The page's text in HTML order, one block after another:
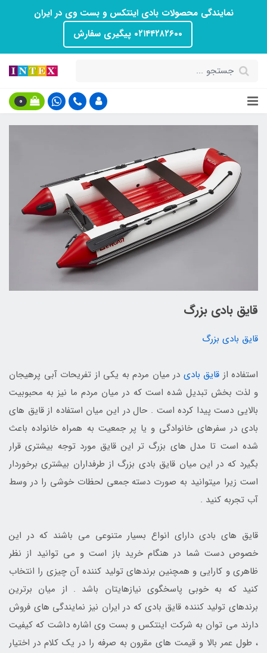
نمایندگی محصولات بادی اینتکس و بست وی در ایران
۰۲۱۴۴۲۸۲۶۰۰ پیگیری سفارش
0
قایق بادی بزرگ
قایق بادی بزرگ
استفاده از قایق بادی در میان مردم به یکی از تفریحات آبی پرهیجان
و لذت بخش تبدیل شده است که در میان مردم ما نیز به محبوبیت
بالایی دست پیدا کرده است . حال در این میان استفاده از قایق های
بادی در سفرهای خانوادگی و یا پر جمعیت به همراه خانواده باعث
شده است تا مدل های بزرگ تر این قایق مورد توجه بیشتری قرار
بگیرد که در این میان قایق بادی بزرگ از طرفداران بیشتری برخوردار
است زیرا میتوانید به صورت دسته جمعی لحظات خوشی را در وسط
آب تجربه کنید .
قایق های بادی دارای انواع بسیار متنوعی می باشند که در این
خصوص دست شما در هنگام خرید باز است و می توانید از نظر
ظاهری و کارایی و همچنین برندهای تولید کننده آن چیزی را انتخاب
کنید که به خوبی پاسخگوی نیازهایتان باشد . از میان برترین
برندهای تولید کننده قایق بادی که در ایران نیز نمایندگی های فروش
دارند می توان به شرکت اینتکس و بست وی اشاره داشت که کیفیت
، طول عمر بالا و قیمت های مقرون به صرفه را در یک کلام در اختیار